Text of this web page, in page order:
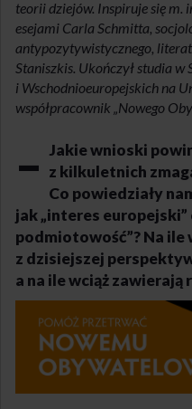
teorii dziejów. Inspiruje się m.
esejami Carla Schmitta,
antypozytywistycznego,
Staniszkis. Ukończył studia
i Wschodnioeuropejskich na
współpracownik „Nowego
– Jakie wnioski
z kilkuletnich
Co powiedziały
jak „interes europejski”
podmiotowość”? Na ile
z dzisiejszej
a na ile wciąż zawierają